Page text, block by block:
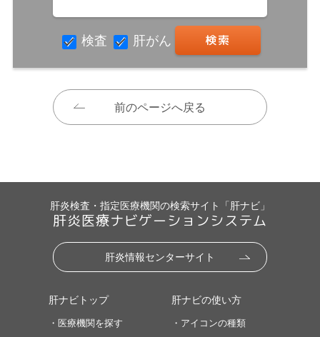
検査 肝がん
前のページへ戻る
肝炎検査・指定医療機関の検索サイト「肝ナビ」
肝炎医療ナビゲーションシステム
肝炎情報センターサイト
肝ナビトップ
・医療機関を探す
肝ナビの使い方
・アイコンの種類